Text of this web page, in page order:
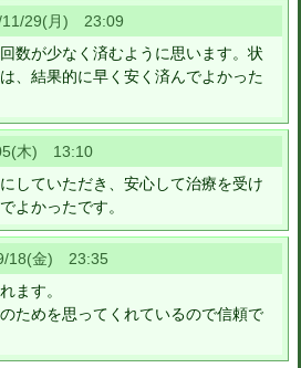
29(月) 23:09
数が少なく済むように思います。状
、結果的に早く安く済んでよかった
木) 13:10
していただき、安心して治療を受け
よかったです。
18(金) 23:35
ます。
ためを思ってくれているので信頼で